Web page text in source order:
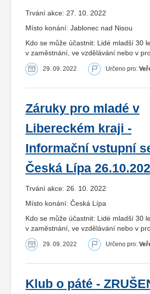
Trvání akce: 27. 10. 2022
Místo konání: Jablonec nad Nisou
Kdo se může účastnit: Lidé mladší 30
v zaměstnání, ve vzdělávání nebo v
29. 09. 2022 Určeno pro:
Záruky pro mladé v
Libereckém kraji -
Informační vstupní
Česká Lípa
Trvání akce: 26. 10. 2022
Místo konání: Česká Lípa
Kdo se může účastnit: Lidé mladší 30
v zaměstnání, ve vzdělávání nebo v
29. 09. 2022 Určeno pro:
Klub o páté -